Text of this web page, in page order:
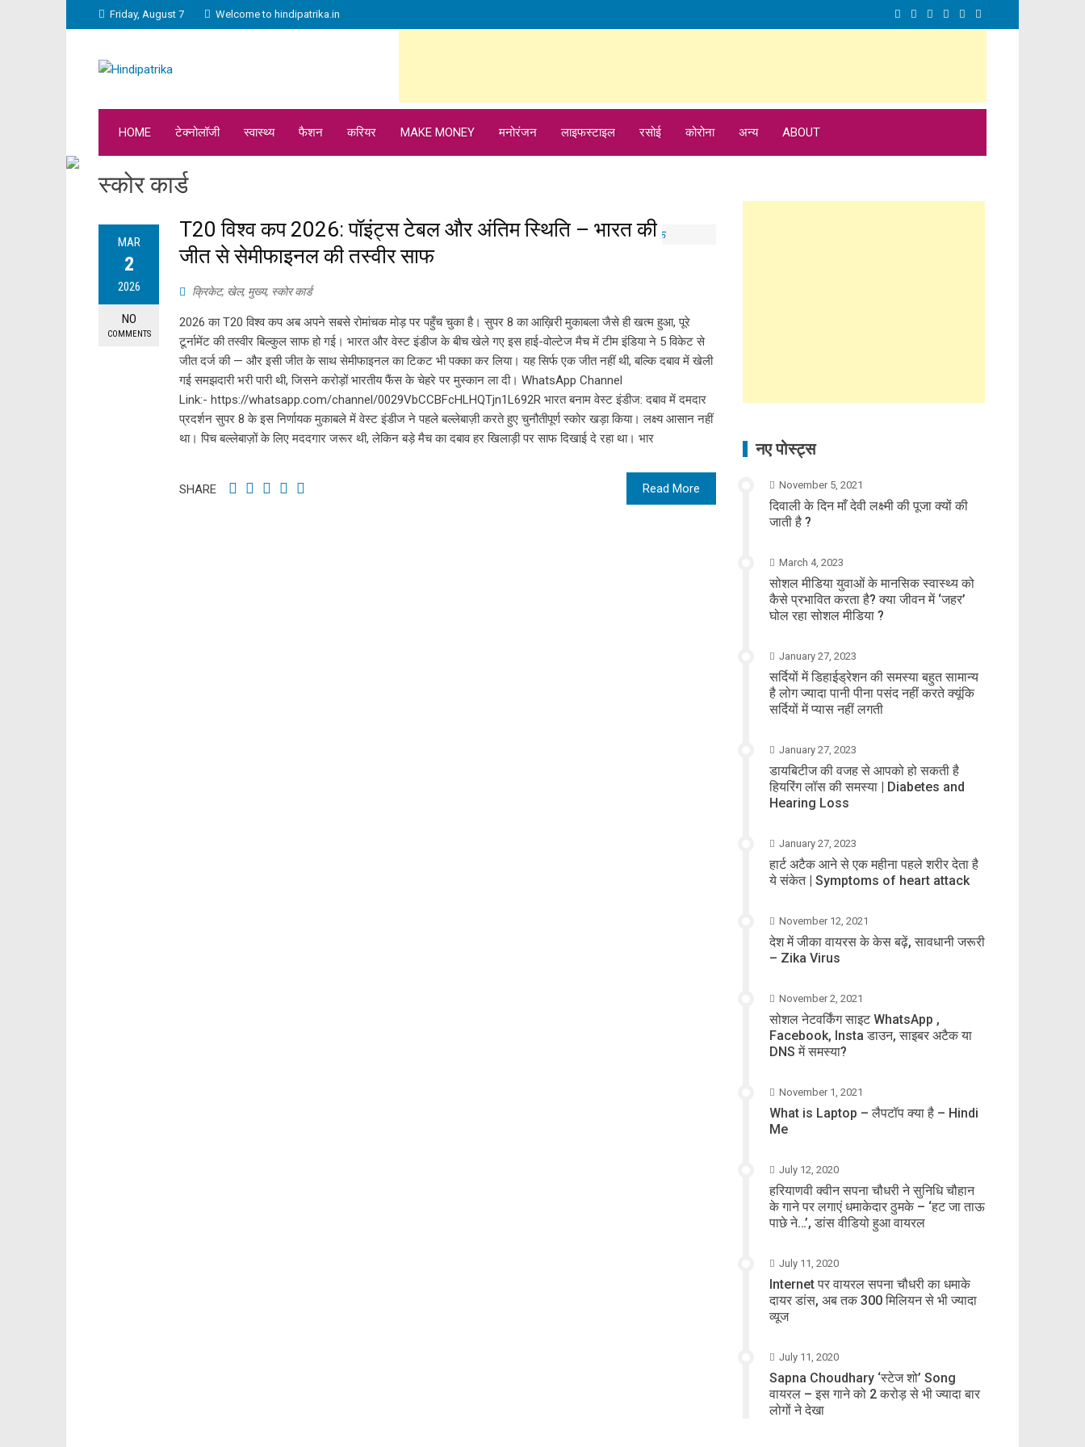
Friday, August 7 Welcome to hindipatrika.in
HOME टेक्नोलॉजी स्वास्थ्य फैशन करियर MAKE MONEY मनोरंजन लाइफस्टाइल रसोई कोरोना अन्य ABOUT
स्कोर कार्ड
MAR
2
2026
NO
COMMENTS
T20 विश्व कप 2026: पॉइंट्स टेबल और अंतिम स्थिति – भारत की
जीत से सेमीफाइनल की तस्वीर साफ
क्रिकेट, खेल, मुख्य, स्कोर कार्ड
2026 का T20 विश्व कप अब अपने सबसे रोमांचक मोड़ पर पहुँच चुका है। सुपर 8 का आख़िरी मुकाबला जैसे ही खत्म हुआ, पूरे
टूर्नामेंट की तस्वीर बिल्कुल साफ हो गई। भारत और वेस्ट इंडीज के बीच खेले गए इस हाई-वोल्टेज मैच में टीम इंडिया ने 5 विकेट से
जीत दर्ज की — और इसी जीत के साथ सेमीफाइनल का टिकट भी पक्का कर लिया। यह सिर्फ एक जीत नहीं थी, बल्कि दबाव में खेली
गई समझदारी भरी पारी थी, जिसने करोड़ों भारतीय फैंस के चेहरे पर मुस्कान ला दी। WhatsApp Channel
Link:- https://whatsapp.com/channel/0029VbCCBFcHLHQTjn1L692R भारत बनाम वेस्ट इंडीज: दबाव में दमदार
प्रदर्शन सुपर 8 के इस निर्णायक मुकाबले में वेस्ट इंडीज ने पहले बल्लेबाज़ी करते हुए चुनौतीपूर्ण स्कोर खड़ा किया। लक्ष्य आसान नहीं
था। पिच बल्लेबाज़ों के लिए मददगार जरूर थी, लेकिन बड़े मैच का दबाव हर खिलाड़ी पर साफ दिखाई दे रहा था। भार
Read More
SHARE
नए पोस्ट्स
November 5, 2021
दिवाली के दिन माँ देवी लक्ष्मी की पूजा क्यों की
जाती है ?
March 4, 2023
सोशल मीडिया युवाओं के मानसिक स्वास्थ्य को
कैसे प्रभावित करता है? क्या जीवन में ‘जहर’
घोल रहा सोशल मीडिया ?
January 27, 2023
सर्दियों में डिहाईड्रेशन की समस्या बहुत सामान्य
है लोग ज्यादा पानी पीना पसंद नहीं करते क्यूंकि
सर्दियों में प्यास नहीं लगती
January 27, 2023
डायबिटीज की वजह से आपको हो सकती है
हियरिंग लॉस की समस्या | Diabetes and
Hearing Loss
January 27, 2023
हार्ट अटैक आने से एक महीना पहले शरीर देता है
ये संकेत | Symptoms of heart attack
November 12, 2021
देश में जीका वायरस के केस बढ़ें, सावधानी जरूरी
– Zika Virus
November 2, 2021
सोशल नेटवर्किंग साइट WhatsApp ,
Facebook, Insta डाउन, साइबर अटैक या
DNS में समस्या?
November 1, 2021
What is Laptop – लैपटॉप क्या है – Hindi
Me
July 12, 2020
हरियाणवी क्वीन सपना चौधरी ने सुनिधि चौहान
के गाने पर लगाएं धमाकेदार ठुमके – ‘हट जा ताऊ
पाछे ने…’, डांस वीडियो हुआ वायरल
July 11, 2020
Internet पर वायरल सपना चौधरी का धमाके
दायर डांस, अब तक 300 मिलियन से भी ज्यादा
व्यूज
July 11, 2020
Sapna Choudhary ‘स्टेज शो’ Song
वायरल – इस गाने को 2 करोड़ से भी ज्यादा बार
लोगों ने देखा